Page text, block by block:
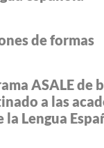
de formas
ASALE de
a las
Lengua